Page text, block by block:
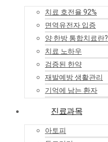
치료 호전율 92%
면역유전자 입증
양·한방 통합치료란?
치료 노하우
검증된 한약
재발예방 생활관리
기억에 남는 환자
진료과목
아토피